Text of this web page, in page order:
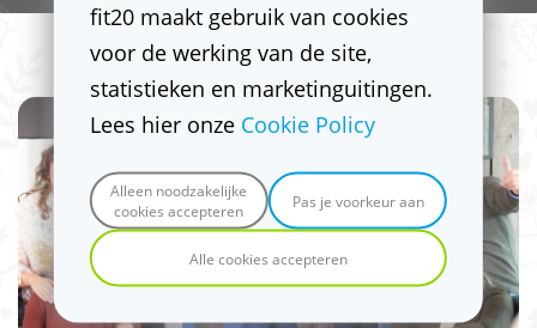
fit20 maakt gebruik van cookies
voor de werking van de site,
statistieken en marketinguitingen.
Lees hier onze Cookie Policy
Alleen noodzakelijke
cookies accepteren
Pas je voorkeur aan
Alle cookies accepteren
Kerstactie